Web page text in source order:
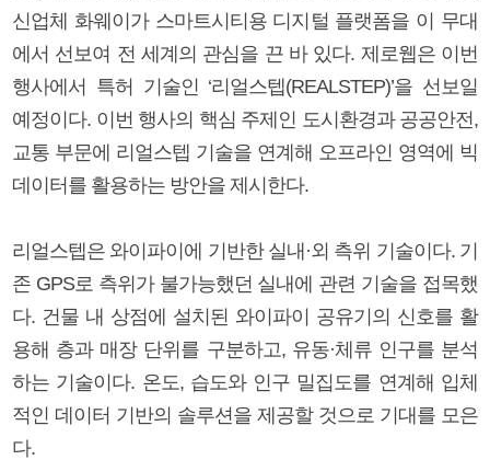
신업체 화웨이가 스마트시티용 디지털 플랫폼을 이 무대
에서 선보여 전 세계의 관심을 끈 바 있다. 제로웹은 이번
행사에서 특허 기술인 ‘리얼스텝(REALSTEP)’을 선보일
예정이다. 이번 행사의 핵심 주제인 도시환경과 공공안전,
교통 부문에 리얼스텝 기술을 연계해 오프라인 영역에 빅
데이터를 활용하는 방안을 제시한다.
리얼스텝은 와이파이에 기반한 실내·외 측위 기술이다. 기
존 GPS로 측위가 불가능했던 실내에 관련 기술을 접목했
다. 건물 내 상점에 설치된 와이파이 공유기의 신호를 활
용해 층과 매장 단위를 구분하고, 유동·체류 인구를 분석
하는 기술이다. 온도, 습도와 인구 밀집도를 연계해 입체
적인 데이터 기반의 솔루션을 제공할 것으로 기대를 모은
다.